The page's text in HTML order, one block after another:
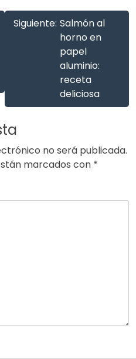
Siguiente: Salmón al
horno en
papel
aluminio:
receta
deliciosa
no será publicada.
marcados con *